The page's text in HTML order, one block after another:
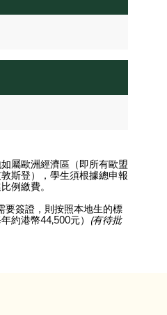
屬歐洲經濟區（即所有歐盟
斯登），學生須根據總申報
例繳費。
要簽證，則按照本地生的標
約港幣44,500元）
(有待批